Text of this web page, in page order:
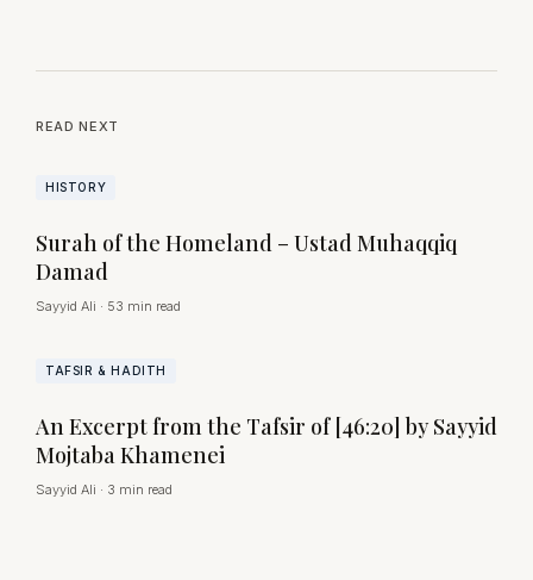
READ NEXT
HISTORY
Surah of the Homeland – Ustad Muhaqqiq
Damad
Sayyid Ali · 53 min read
TAFSIR & HADITH
An Excerpt from the Tafsir of [46:20] by Sayyid
Mojtaba Khamenei
Sayyid Ali · 3 min read